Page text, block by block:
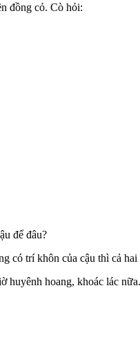
đồng cỏ. Cò hỏi:
để đâu?
có trí khôn của cậu thì cả
huyênh hoang, khoác lác nữa.